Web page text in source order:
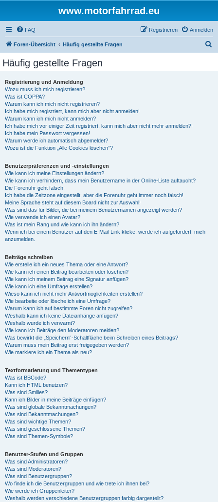
www.motorfahrrad.eu
FAQ Anmelden
Registrieren
Foren-Übersicht Häufig gestellte Fragen
Häufig gestellte Fragen
Registrierung und Anmeldung
Wozu muss ich mich registrieren?
Was ist COPPA?
Warum kann ich mich nicht registrieren?
Ich habe mich registriert, kann mich aber nicht anmelden!
Warum kann ich mich nicht anmelden?
Ich habe mich vor einiger Zeit registriert, kann mich aber nicht mehr anmelden?!
Ich habe mein Passwort vergessen!
Warum werde ich automatisch abgemeldet?
Wozu ist die Funktion „Alle Cookies löschen“?
Benutzerpräferenzen und -einstellungen
Wie kann ich meine Einstellungen ändern?
Wie kann ich verhindern, dass mein Benutzername in der Online-Liste auftaucht?
Die Forenuhr geht falsch!
Ich habe die Zeitzone eingestellt, aber die Forenuhr geht immer noch falsch!
Meine Sprache steht auf diesem Board nicht zur Auswahl!
Was sind das für Bilder, die bei meinem Benutzernamen angezeigt werden?
Wie verwende ich einen Avatar?
Was ist mein Rang und wie kann ich ihn ändern?
Wenn ich bei einem Benutzer auf den E-Mail-Link klicke, werde ich aufgefordert, mich
anzumelden.
Beiträge schreiben
Wie erstelle ich ein neues Thema oder eine Antwort?
Wie kann ich einen Beitrag bearbeiten oder löschen?
Wie kann ich meinem Beitrag eine Signatur anfügen?
Wie kann ich eine Umfrage erstellen?
Wieso kann ich nicht mehr Antwortmöglichkeiten erstellen?
Wie bearbeite oder lösche ich eine Umfrage?
Warum kann ich auf bestimmte Foren nicht zugreifen?
Weshalb kann ich keine Dateianhänge anfügen?
Weshalb wurde ich verwarnt?
Wie kann ich Beiträge den Moderatoren melden?
Was bewirkt die „Speichern“-Schaltfläche beim Schreiben eines Beitrags?
Warum muss mein Beitrag erst freigegeben werden?
Wie markiere ich ein Thema als neu?
Textformatierung und Thementypen
Was ist BBCode?
Kann ich HTML benutzen?
Was sind Smilies?
Kann ich Bilder in meine Beiträge einfügen?
Was sind globale Bekanntmachungen?
Was sind Bekanntmachungen?
Was sind wichtige Themen?
Was sind geschlossene Themen?
Was sind Themen-Symbole?
Benutzer-Stufen und Gruppen
Was sind Administratoren?
Was sind Moderatoren?
Was sind Benutzergruppen?
Wo finde ich die Benutzergruppen und wie trete ich ihnen bei?
Wie werde ich Gruppenleiter?
Weshalb werden verschiedene Benutzergruppen farbig dargestellt?